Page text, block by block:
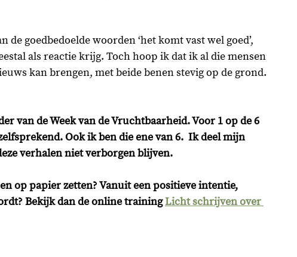
goedbedoelde woorden ‘het komt vast wel goed’,
als reactie krijg. Toch hoop ik dat ik al die mensen
kan brengen, met beide benen stevig op de grond.
van de Week van de Vruchtbaarheid. Voor 1 op de 6
Ook ik ben die ene van 6.  Ik deel mijn
verhalen niet verborgen blijven.
op papier zetten? Vanuit een positieve intentie,
Bekijk dan de online training Licht schrijven over